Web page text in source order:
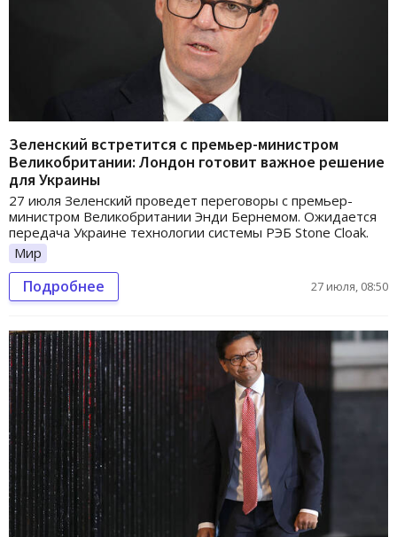
Зеленский встретится с премьер-министром
Великобритании: Лондон готовит важное решение
для Украины
27 июля Зеленский проведет переговоры с премьер-
министром Великобритании Энди Бернемом. Ожидается
передача Украине технологии системы РЭБ Stone Cloak.
Мир
Подробнее 27 июля, 08:50